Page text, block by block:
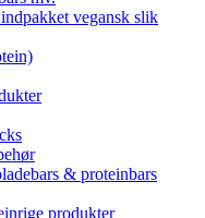
vegansk slik
& proteinbars
produkter